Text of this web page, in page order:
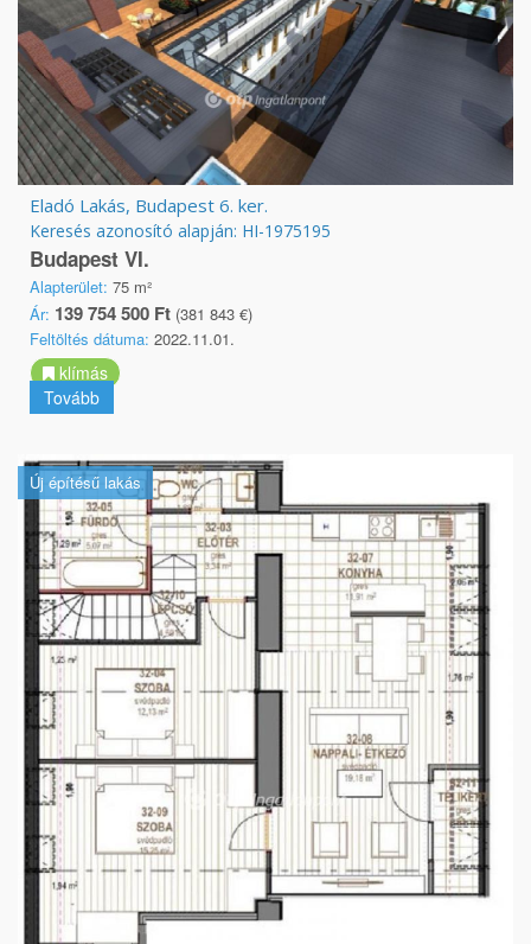
Eladó Lakás, Budapest 6. ker.
Keresés azonosító alapján: HI-1975195
Budapest VI.
Alapterület: 75 m²
Ár: 139 754 500 Ft (381 843 €)
Feltöltés dátuma: 2022.11.01.
klímás
Tovább
Új építésű lakás